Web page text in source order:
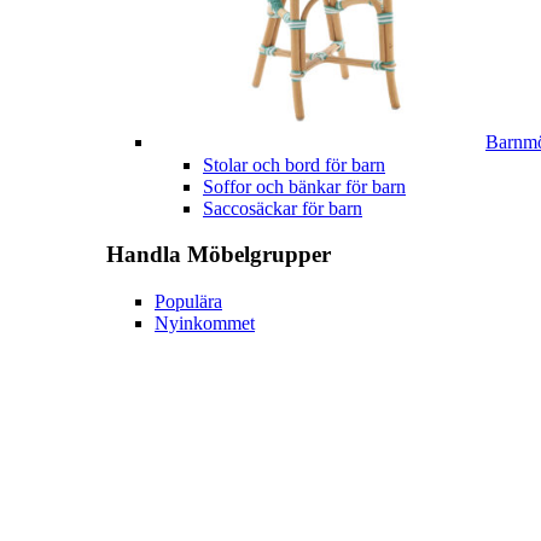
Stolar och bord för barn
Soffor och bänkar för barn
Saccosäckar för barn
Handla Möbelgrupper
Populära
Nyinkommet